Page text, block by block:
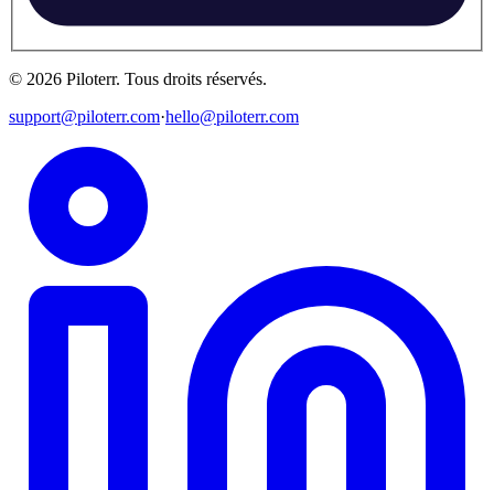
© 2026 Piloterr. Tous droits réservés.
support@piloterr.com·hello@piloterr.com